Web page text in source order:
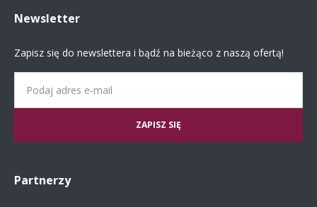
Newsletter
Zapisz się do newslettera i bądź na bieżąco z naszą ofertą!
Partnerzy